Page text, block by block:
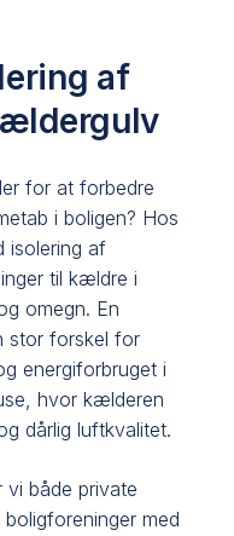
af
for at forbedre
i boligen? Hos
isolering af
til kældre i
omegn. En
stor forskel for
energiforbruget i
hvor kælderen
dårlig luftkvalitet.
både private
med